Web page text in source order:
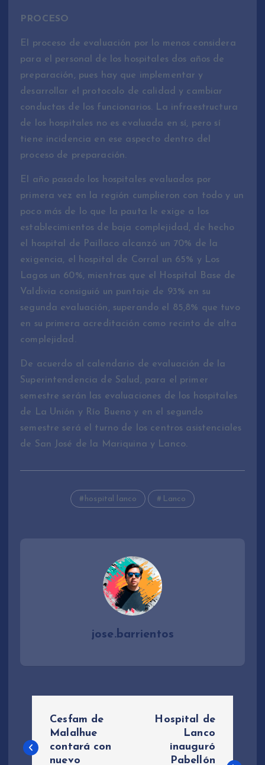
PROCESO
El proceso de evaluación por lo menos considera
para el personal de los hospitales dos años de
preparación, pues hay que implementar y
desarrollar el protocolo de calidad y cambiar
conductas de los funcionarios. La infraestructura
de los hospitales no es evaluada en sí, pero sí
tiene incidencia en ese aspecto dentro del
proceso de preparación.
El año pasado los hospitales evaluados por
primera vez en la región cumplieron con todo y un
poco más de lo que la pauta le exige a los
establecimientos de baja complejidad, de hecho
el hospital de Paillaco alcanzó un 70% de la
exigencia, el hospital de Corral un 65% y Los
Lagos un 60%, mientras que el Hospital Base de
Valdivia consiguió un puntaje de 93% en su
segunda evaluación, superando el 85,8% que tuvo
en su primera acreditación como recinto de alta
complejidad.
De acuerdo al calendario de evaluación de la
Superintendencia de Salud, para el primer
semestre serán las evaluaciones de los hospitales
de La Unión y Río Bueno y en el segundo
semestre será el turno de los centros asistenciales
de San José de la Mariquina y Lanco.
hospital lanco Lanco
jose.barrientos
a
Cesfam de
Malalhue
contará con
nuevo
Hospital de
Lanco
inauguró
Pabellón